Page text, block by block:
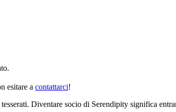
esitare a contattarci!
Diventare socio di Serendipity significa